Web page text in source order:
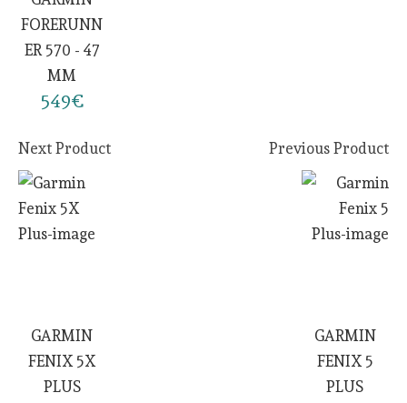
FORERUNN
ER 570 - 47
MM
549€
Next Product
GARMIN
FENIX 5X
PLUS
Previous Product
GARMIN
FENIX 5
PLUS